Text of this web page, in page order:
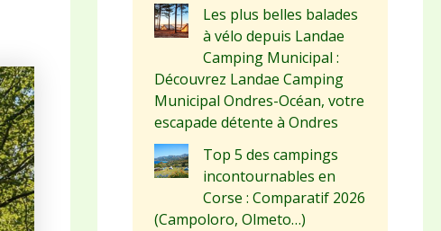
Les plus belles balades
à vélo depuis Landae
Camping Municipal :
Découvrez Landae Camping
Municipal Ondres-Océan, votre
escapade détente à Ondres
Top 5 des campings
incontournables en
Corse : Comparatif 2026
(Campoloro, Olmeto…)